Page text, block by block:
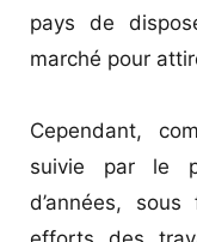
pays de
marché pour
Cependant,
suivie par le
d’années,